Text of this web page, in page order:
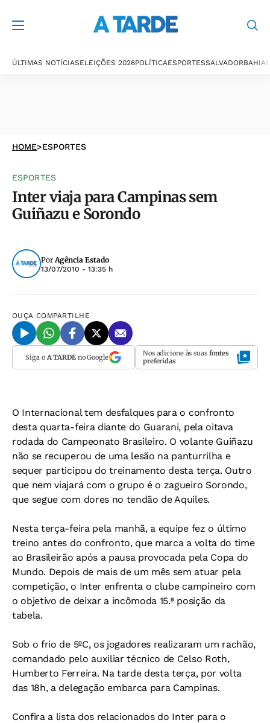
ÚLTIMAS NOTÍCIASELEIÇÕES 2026POLÍTICAESPORTESSALVADORBAHIA
HOME>ESPORTES
ESPORTES
Inter viaja para Campinas sem
Guiñazu e Sorondo
PorAgência Estado
13/07/2010 - 13:35 h
OUÇA COMPARTILHE
Siga o A TARDEno Google Nos adicione às suas fontes
preferidas
O Internacional tem desfalques para o confronto
desta quarta-feira diante do Guarani, pela oitava
rodada do Campeonato Brasileiro. O volante Guiñazu
não se recuperou de uma lesão na panturrilha e
sequer participou do treinamento desta terça. Outro
que nem viajará com o grupo é o zagueiro Sorondo,
que segue com dores no tendão de Aquiles.
Nesta terça-feira pela manhã, a equipe fez o último
treino antes do confronto, que marca a volta do time
ao Brasileirão após a pausa provocada pela Copa do
Mundo. Depois de mais de um mês sem atuar pela
competição, o Inter enfrenta o clube campineiro com
o objetivo de deixar a incômoda 15.ª posição da
tabela.
Sob o frio de 5ºC, os jogadores realizaram um rachão,
comandado pelo auxiliar técnico de Celso Roth,
Humberto Ferreira. Na tarde desta terça, por volta
das 18h, a delegação embarca para Campinas.
Confira a lista dos relacionados do Inter para o